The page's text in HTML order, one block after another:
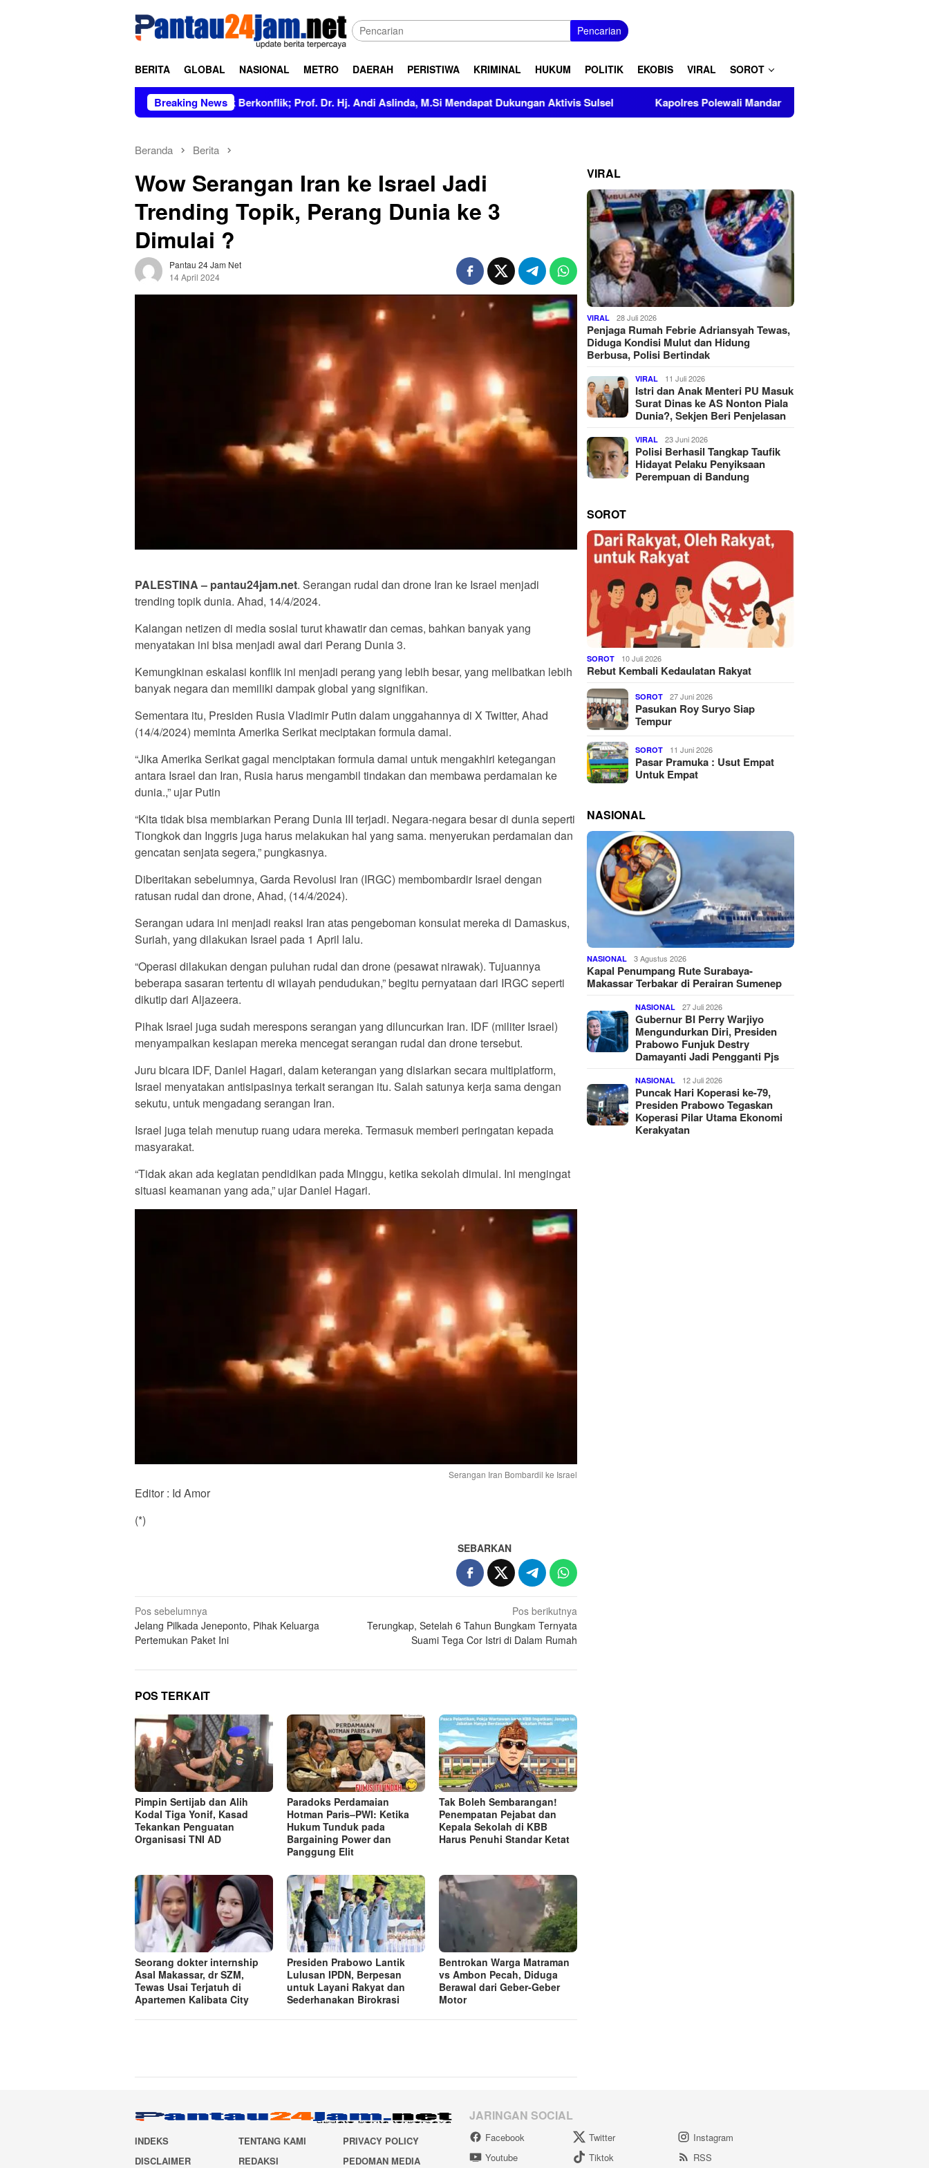
Pencarian
BERITA GLOBAL NASIONAL METRO DAERAH PERISTIWA KRIMINAL HUKUM POLITIK EKOBIS VIRAL SOROT
Breaking News
Figur Bersih dan Tidak Berkonflik; Prof. Dr. Hj. Andi Aslinda, M.Si Mendapat Dukungan Aktivis Sulsel Kapolres Polewali Mandar Turut Musnahkan Barang Bukti Perkara Inkrah
Beranda Berita
Wow Serangan Iran ke Israel Jadi
Trending Topik, Perang Dunia ke 3
Dimulai ?
Pantau 24 Jam Net
14 April 2024
PALESTINA – pantau24jam.net. Serangan rudal dan drone Iran ke Israel menjadi
trending topik dunia. Ahad, 14/4/2024.
Kalangan netizen di media sosial turut khawatir dan cemas, bahkan banyak yang
menyatakan ini bisa menjadi awal dari Perang Dunia 3.
Kemungkinan eskalasi konflik ini menjadi perang yang lebih besar, yang melibatkan lebih
banyak negara dan memiliki dampak global yang signifikan.
Sementara itu, Presiden Rusia VIadimir Putin dalam unggahannya di X Twitter, Ahad
(14/4/2024) meminta Amerika Serikat meciptakan formula damai.
“Jika Amerika Serikat gagal menciptakan formula damai untuk mengakhiri ketegangan
antara Israel dan Iran, Rusia harus mengambil tindakan dan membawa perdamaian ke
dunia.,” ujar Putin
“Kita tidak bisa membiarkan Perang Dunia III terjadi. Negara-negara besar di dunia seperti
Tiongkok dan Inggris juga harus melakukan hal yang sama. menyerukan perdamaian dan
gencatan senjata segera,” pungkasnya.
Diberitakan sebelumnya, Garda Revolusi Iran (IRGC) membombardir Israel dengan
ratusan rudal dan drone, Ahad, (14/4/2024).
Serangan udara ini menjadi reaksi Iran atas pengeboman konsulat mereka di Damaskus,
Suriah, yang dilakukan Israel pada 1 April lalu.
“Operasi dilakukan dengan puluhan rudal dan drone (pesawat nirawak). Tujuannya
beberapa sasaran tertentu di wilayah pendudukan,” begitu pernyataan dari IRGC seperti
dikutip dari Aljazeera.
Pihak Israel juga sudah merespons serangan yang diluncurkan Iran. IDF (militer Israel)
menyampaikan kesiapan mereka mencegat serangan rudal dan drone tersebut.
Juru bicara IDF, Daniel Hagari, dalam keterangan yang disiarkan secara multiplatform,
Israel menyatakan antisipasinya terkait serangan itu. Salah satunya kerja sama dengan
sekutu, untuk mengadang serangan Iran.
Israel juga telah menutup ruang udara mereka. Termasuk memberi peringatan kepada
masyarakat.
“Tidak akan ada kegiatan pendidikan pada Minggu, ketika sekolah dimulai. Ini mengingat
situasi keamanan yang ada,” ujar Daniel Hagari.
Serangan Iran Bombardil ke Israel
Editor : Id Amor
(*)
SEBARKAN
Navigasi
pos
Pos sebelumnya
Jelang Pilkada Jeneponto, Pihak Keluarga
Pertemukan Paket Ini
Pos berikutnya
Terungkap, Setelah 6 Tahun Bungkam Ternyata
Suami Tega Cor Istri di Dalam Rumah
POS TERKAIT
Pimpin Sertijab dan Alih
Kodal Tiga Yonif, Kasad
Tekankan Penguatan
Organisasi TNI AD
Paradoks Perdamaian
Hotman Paris–PWI: Ketika
Hukum Tunduk pada
Bargaining Power dan
Panggung Elit
Tak Boleh Sembarangan!
Penempatan Pejabat dan
Kepala Sekolah di KBB
Harus Penuhi Standar Ketat ​
Seorang dokter internship
Asal Makassar, dr SZM,
Tewas Usai Terjatuh di
Apartemen Kalibata City
Presiden Prabowo Lantik
Lulusan IPDN, Berpesan
untuk Layani Rakyat dan
Sederhanakan Birokrasi
Bentrokan Warga Matraman
vs Ambon Pecah, Diduga
Berawal dari Geber-Geber
Motor
VIRAL
VIRAL 28 Juli 2026
Penjaga Rumah Febrie Adriansyah Tewas,
Diduga Kondisi Mulut dan Hidung
Berbusa, Polisi Bertindak
VIRAL 11 Juli 2026
Istri dan Anak Menteri PU Masuk
Surat Dinas ke AS Nonton Piala
Dunia?, Sekjen Beri Penjelasan
VIRAL 23 Juni 2026
Polisi Berhasil Tangkap Taufik
Hidayat Pelaku Penyiksaan
Perempuan di Bandung
SOROT
SOROT 10 Juli 2026
Rebut Kembali Kedaulatan Rakyat
SOROT 27 Juni 2026
Pasukan Roy Suryo Siap
Tempur
SOROT 11 Juni 2026
Pasar Pramuka : Usut Empat
Untuk Empat
NASIONAL
NASIONAL 3 Agustus 2026
Kapal Penumpang Rute Surabaya-
Makassar Terbakar di Perairan Sumenep
NASIONAL 27 Juli 2026
Gubernur BI Perry Warjiyo
Mengundurkan Diri, Presiden
Prabowo Funjuk Destry
Damayanti Jadi Pengganti Pjs
NASIONAL 12 Juli 2026
Puncak Hari Koperasi ke-79,
Presiden Prabowo Tegaskan
Koperasi Pilar Utama Ekonomi
Kerakyatan
INDEKS TENTANG KAMI
PRIVACY POLICY
DISCLAIMER
REDAKSI
PEDOMAN MEDIA
JARINGAN SOCIAL
Facebook Twitter
Instagram
Youtube
Tiktok RSS